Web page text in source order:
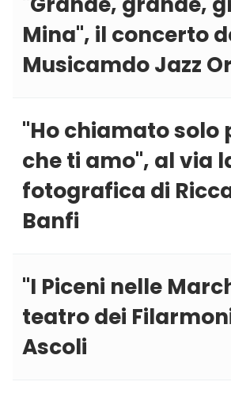
Mina'', il concerto
Musicamdo Jazz
''Ho chiamato solo
che ti amo'', al via
fotografica di
Banfi
''I Piceni nelle
teatro dei
Ascoli